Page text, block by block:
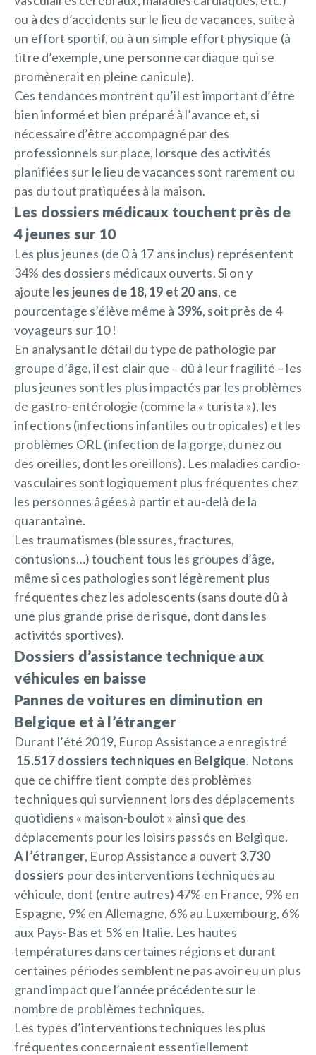
ou à des d’accidents sur le lieu de vacances, suite à
un effort sportif, ou à un simple effort physique (à
titre d’exemple, une personne cardiaque qui se
promènerait en pleine canicule).
Ces tendances montrent qu’il est important d’être
bien informé et bien préparé à l’avance et, si
nécessaire d’être accompagné par des
professionnels sur place, lorsque des activités
planifiées sur le lieu de vacances sont rarement ou
pas du tout pratiquées à la maison.
Les dossiers médicaux touchent près de
4 jeunes sur 10
Les plus jeunes (de 0 à 17 ans inclus) représentent
34% des dossiers médicaux ouverts. Si on y
ajoute les jeunes de 18, 19 et 20 ans, ce
pourcentage s’élève même à 39%, soit près de 4
voyageurs sur 10 !
En analysant le détail du type de pathologie par
groupe d’âge, il est clair que – dû à leur fragilité – les
plus jeunes sont les plus impactés par les problèmes
de gastro-entérologie (comme la « turista »), les
infections (infections infantiles ou tropicales) et les
problèmes ORL (infection de la gorge, du nez ou
des oreilles, dont les oreillons). Les maladies cardio-
vasculaires sont logiquement plus fréquentes chez
les personnes âgées à partir et au-delà de la
quarantaine.
Les traumatismes (blessures, fractures,
contusions…) touchent tous les groupes d’âge,
même si ces pathologies sont légèrement plus
fréquentes chez les adolescents (sans doute dû à
une plus grande prise de risque, dont dans les
activités sportives).
Dossiers d’assistance technique aux
véhicules en baisse
Pannes de voitures en diminution en
Belgique et à l’étranger
Durant l’été 2019, Europ Assistance a enregistré
15.517 dossiers techniques en Belgique. Notons
que ce chiffre tient compte des problèmes
techniques qui surviennent lors des déplacements
quotidiens « maison-boulot » ainsi que des
déplacements pour les loisirs passés en Belgique.
A l’étranger, Europ Assistance a ouvert 3.730
dossiers pour des interventions techniques au
véhicule, dont (entre autres) 47% en France, 9% en
Espagne, 9% en Allemagne, 6% au Luxembourg, 6%
aux Pays-Bas et 5% en Italie. Les hautes
températures dans certaines régions et durant
certaines périodes semblent ne pas avoir eu un plus
grand impact que l’année précédente sur le
nombre de problèmes techniques.
Les types d’interventions techniques les plus
fréquentes concernaient essentiellement